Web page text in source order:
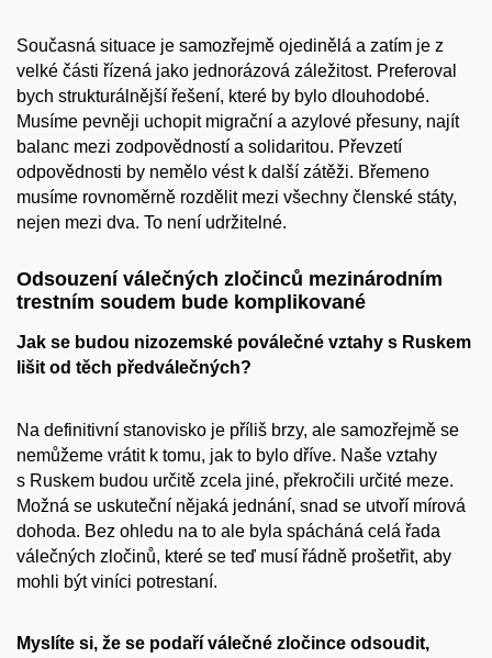
Současná situace je samozřejmě ojedinělá a zatím je z
velké části řízená jako jednorázová záležitost. Preferoval
bych strukturálnější řešení, které by bylo dlouhodobé.
Musíme pevněji uchopit migrační a azylové přesuny, najít
balanc mezi zodpovědností a solidaritou. Převzetí
odpovědnosti by nemělo vést k další zátěži. Břemeno
musíme rovnoměrně rozdělit mezi všechny členské státy,
nejen mezi dva. To není udržitelné.
Odsouzení válečných zločinců mezinárodním
trestním soudem bude komplikované
Jak se budou nizozemské poválečné vztahy s Ruskem
lišit od těch předválečných?
Na definitivní stanovisko je příliš brzy, ale samozřejmě se
nemůžeme vrátit k tomu, jak to bylo dříve. Naše vztahy
s Ruskem budou určitě zcela jiné, překročili určité meze.
Možná se uskuteční nějaká jednání, snad se utvoří mírová
dohoda. Bez ohledu na to ale byla spácháná celá řada
válečných zločinů, které se teď musí řádně prošetřit, aby
mohli být viníci potrestaní.
Myslíte si, že se podaří válečné zločince odsoudit,